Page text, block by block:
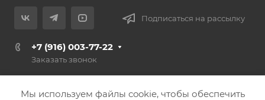
Подписаться на рассылку
+7 (916) 003-77-22
Заказать звонок
Мы используем файлы cookie, чтобы обеспечить